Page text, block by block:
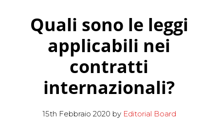
Quali sono le leggi
applicabili nei
contratti
internazionali?
15th Febbraio 2020 by Editorial Board